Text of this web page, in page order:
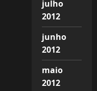
julho
2012
junho
2012
maio
2012